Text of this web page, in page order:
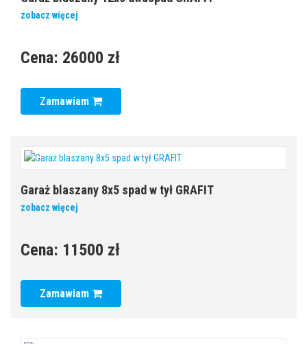
zobacz więcej
Cena: 26000 zł
Zamawiam
Garaż blaszany 8x5 spad w tył GRAFIT
zobacz więcej
Cena: 11500 zł
Zamawiam